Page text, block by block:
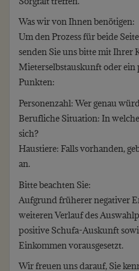
Was wir von Ihnen benötigen:
Um den Prozess für beide
senden Sie uns bitte mit Ihrer
Mieterselbstauskunft oder ein
Punkten:
Personenzahl: Wer genau
Berufliche Situation: In
sich?
Haustiere: Falls vorhanden,
an.
Bitte beachten Sie:
Aufgrund früherer negativer
weiteren Verlauf des
positive Schufa-Auskunft
Einkommen vorausgesetzt.
Wir freuen uns darauf, Sie